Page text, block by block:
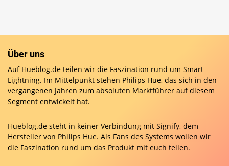
Über uns
Auf Hueblog.de teilen wir die Faszination rund um Smart
Lightning. Im Mittelpunkt stehen Philips Hue, das sich in den
vergangenen Jahren zum absoluten Marktführer auf diesem
Segment entwickelt hat.
Hueblog.de steht in keiner Verbindung mit Signify, dem
Hersteller von Philips Hue. Als Fans des Systems wollen wir
die Faszination rund um das Produkt mit euch teilen.